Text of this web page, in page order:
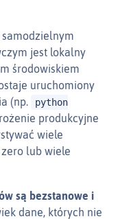
jest lokalny
środowiskiem
uruchomiony
(np.
python
produkcyjne
wiele
lub wiele
są bezstanowe i
dane, których nie